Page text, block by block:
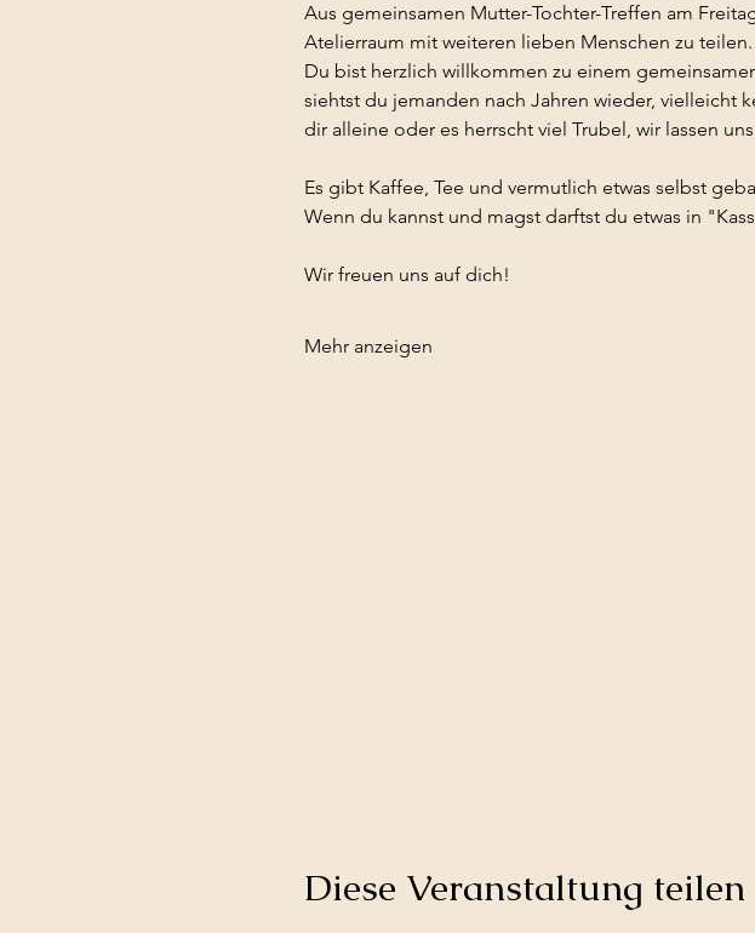
Aus gemeinsamen Mutter-Tochter-Treffen am
Atelierraum mit weiteren lieben Menschen zu teilen.
Du bist herzlich willkommen zu einem
siehtst du jemanden nach Jahren wieder, vielleicht
dir alleine oder es herrscht viel Trubel, wir lassen
Es gibt Kaffee, Tee und vermutlich etwas selbst
Wenn du kannst und magst darftst du etwas in
Wir freuen uns auf dich!
Mehr anzeigen
Diese Veranstaltung teilen